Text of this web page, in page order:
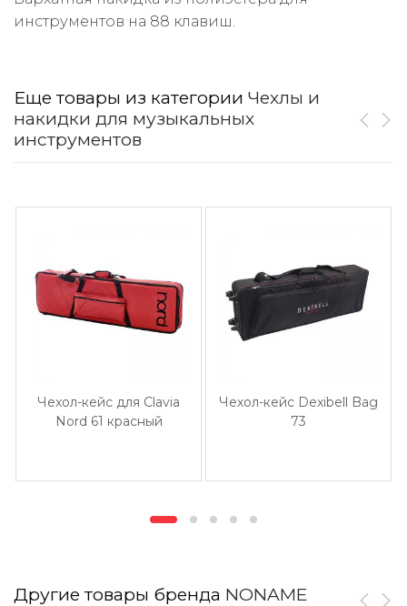
инструментов на 88 клавиш.
Еще товары из категории Чехлы и
накидки для музыкальных
инструментов
Чехол-кейс для Clavia
Nord 61 красный
Чехол-кейс Dexibell Bag
73
Другие товары бренда NONAME